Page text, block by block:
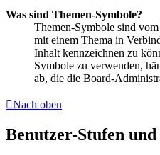
Was sind Themen-Symbole?
Themen-Symbole sind
mit einem Thema in
Inhalt kennzeichnen zu
Symbole zu verwenden,
ab, die die Board-
Nach oben
Benutzer-Stufen